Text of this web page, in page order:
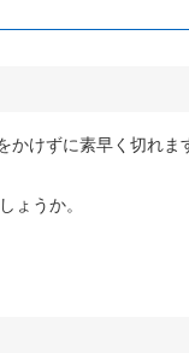
けずに素早く切れま
ょうか。